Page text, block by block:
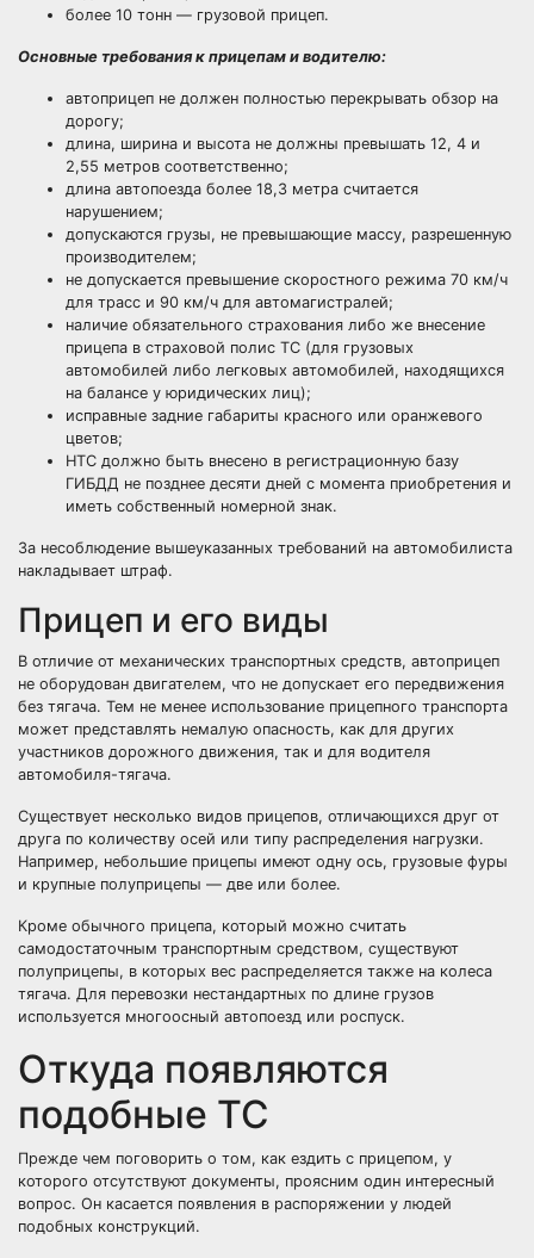
более 10 тонн — грузовой прицеп.
Основные требования к прицепам и водителю:
автоприцеп не должен полностью перекрывать обзор на
дорогу;
длина, ширина и высота не должны превышать 12, 4 и
2,55 метров соответственно;
длина автопоезда более 18,3 метра считается
нарушением;
допускаются грузы, не превышающие массу, разрешенную
производителем;
не допускается превышение скоростного режима 70 км/ч
для трасс и 90 км/ч для автомагистралей;
наличие обязательного страхования либо же внесение
прицепа в страховой полис ТС (для грузовых
автомобилей либо легковых автомобилей, находящихся
на балансе у юридических лиц);
исправные задние габариты красного или оранжевого
цветов;
НТС должно быть внесено в регистрационную базу
ГИБДД не позднее десяти дней с момента приобретения и
иметь собственный номерной знак.
За несоблюдение вышеуказанных требований на автомобилиста
накладывает штраф.
Прицеп и его виды
В отличие от механических транспортных средств, автоприцеп
не оборудован двигателем, что не допускает его передвижения
без тягача. Тем не менее использование прицепного транспорта
может представлять немалую опасность, как для других
участников дорожного движения, так и для водителя
автомобиля-тягача.
Существует несколько видов прицепов, отличающихся друг от
друга по количеству осей или типу распределения нагрузки.
Например, небольшие прицепы имеют одну ось, грузовые фуры
и крупные полуприцепы — две или более.
Кроме обычного прицепа, который можно считать
самодостаточным транспортным средством, существуют
полуприцепы, в которых вес распределяется также на колеса
тягача. Для перевозки нестандартных по длине грузов
используется многоосный автопоезд или роспуск.
Откуда появляются
подобные ТС
Прежде чем поговорить о том, как ездить с прицепом, у
которого отсутствуют документы, проясним один интересный
вопрос. Он касается появления в распоряжении у людей
подобных конструкций.